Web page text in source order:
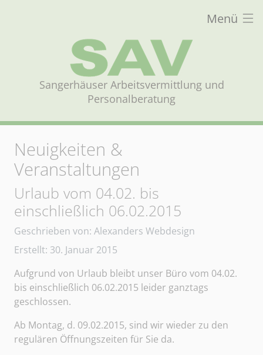
Menü
Sangerhäuser Arbeitsvermittlung und
Personalberatung
Neuigkeiten &
Veranstaltungen
Urlaub vom 04.02. bis
einschließlich 06.02.2015
Details
Geschrieben von: Alexanders Webdesign
Erstellt: 30. Januar 2015
Aufgrund von Urlaub bleibt unser Büro vom 04.02.
bis einschließlich 06.02.2015 leider ganztags
geschlossen.
Ab Montag, d. 09.02.2015, sind wir wieder zu den
regulären Öffnungszeiten für Sie da.